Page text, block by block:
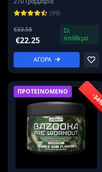
(99)
€33.58
€22.25
Σε
Απόθεμα
ΑΓΟΡΑ
ΠΡΟΤΕΙΝΟΜΕΝΟ
-